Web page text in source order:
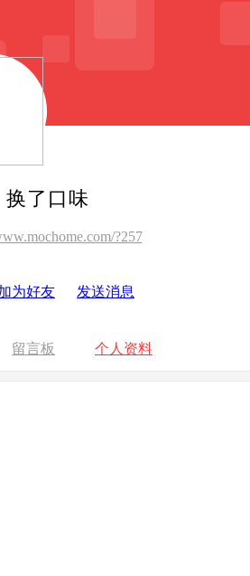
换了口味
?257
为好友 发送消息
留言板 个人资料